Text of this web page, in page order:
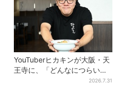
YouTuberヒカキンが大阪・天
王寺に、「どんなにつらい時
でも…」ラーメン愛＆兄セイ
2026.7.31